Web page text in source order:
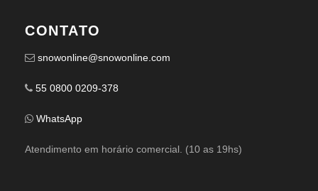
CONTATO
snowonline@snowonline.com
55 0800 0209-378
WhatsApp
Atendimento em horário comercial. (10 as 19hs)